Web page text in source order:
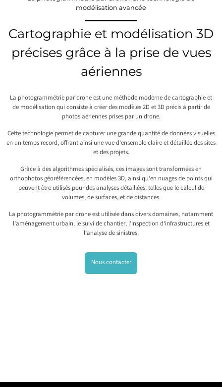
modélisation avancée
Cartographie et modélisation 3D
précises grâce à la prise de vues
aériennes
La photogrammétrie par drone est une méthode moderne de cartographie et
de modélisation qui consiste à créer des modèles 2D et 3D précis à partir de
photos aériennes prises par un drone.
Cette technologie permet de capturer une grande quantité de données visuelles
en un temps record, offrant ainsi une vue d’ensemble claire et détaillée des sites
et des projets.
Grâce à des algorithmes spécialisés, ces images sont transformées en
orthophotos géoréférencées, en modèles 3D, ainsi qu’en nuages de points qui
peuvent être utilisés pour des analyses détaillées, telles que le calcul de
volumes, de surfaces, et de distances.
La photogrammétrie par drone est utilisée dans divers domaines, notamment
l’aménagement urbain, le suivi de chantier, l’inspection d’infrastructures et
l’analyse de sinistres.
Nous contacter